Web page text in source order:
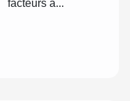
facteurs à...